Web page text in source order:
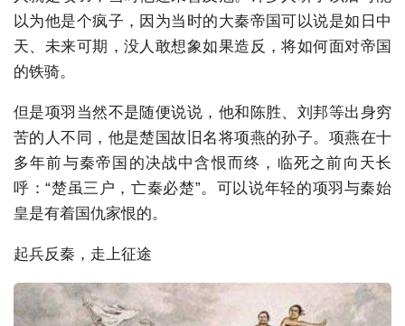
以为他是个疯子，因为当时的大秦帝国可以说是如日中
天、未来可期，没人敢想象如果造反，将如何面对帝国
的铁骑。
但是项羽当然不是随便说说，他和陈胜、刘邦等出身穷
苦的人不同，他是楚国故旧名将项燕的孙子。项燕在十
多年前与秦帝国的决战中含恨而终，临死之前向天长
呼：“楚虽三户，亡秦必楚”。可以说年轻的项羽与秦始
皇是有着国仇家恨的。
起兵反秦，走上征途